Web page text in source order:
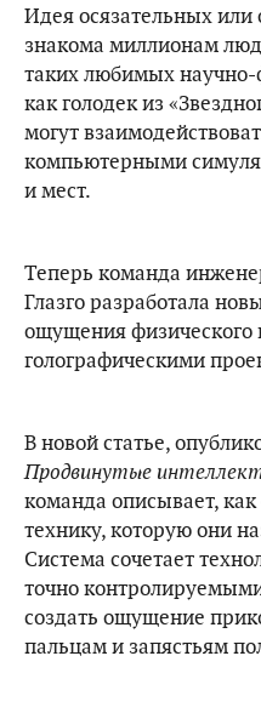
Идея осязательных
знакома миллионам
таких любимых
как голодек из
могут
компьютерными
и мест.
Теперь команда
Глазго разработала
ощущения физического
голографическими
В новой статье,
Продвинутые
команда описывает,
технику, которую они
Система сочетает
точно
создать ощущение
пальцам и запястьям